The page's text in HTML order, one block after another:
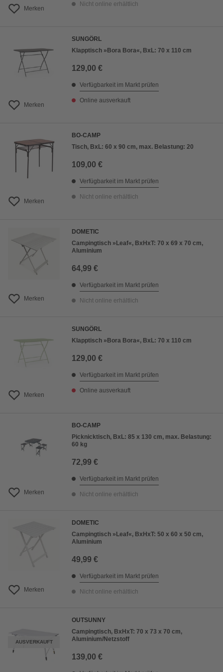
Merken
Nicht online erhältlich
Merken
SUNGÖRL
Klapptisch »Bora Bora«, BxL: 70 x 110 cm
129,00 €
Verfügbarkeit im Markt prüfen
Online ausverkauft
Merken
BO-CAMP
Tisch, BxL: 60 x 90 cm, max. Belastung: 20
109,00 €
Verfügbarkeit im Markt prüfen
Nicht online erhältlich
Merken
DOMETIC
Campingtisch »Leaf«, BxHxT: 70 x 69 x 70 cm,
Aluminium
64,99 €
Verfügbarkeit im Markt prüfen
Nicht online erhältlich
Merken
SUNGÖRL
Klapptisch »Bora Bora«, BxL: 70 x 110 cm
129,00 €
Verfügbarkeit im Markt prüfen
Online ausverkauft
Merken
BO-CAMP
Picknicktisch, BxL: 85 x 130 cm, max. Belastung:
60 kg
72,99 €
Verfügbarkeit im Markt prüfen
Nicht online erhältlich
Merken
DOMETIC
Campingtisch »Leaf«, BxHxT: 50 x 60 x 50 cm,
Aluminium
49,99 €
Verfügbarkeit im Markt prüfen
Nicht online erhältlich
AUSVERKAUFT
OUTSUNNY
Campingtisch, BxHxT: 70 x 73 x 70 cm,
Aluminium/Netzstoff
139,00 €